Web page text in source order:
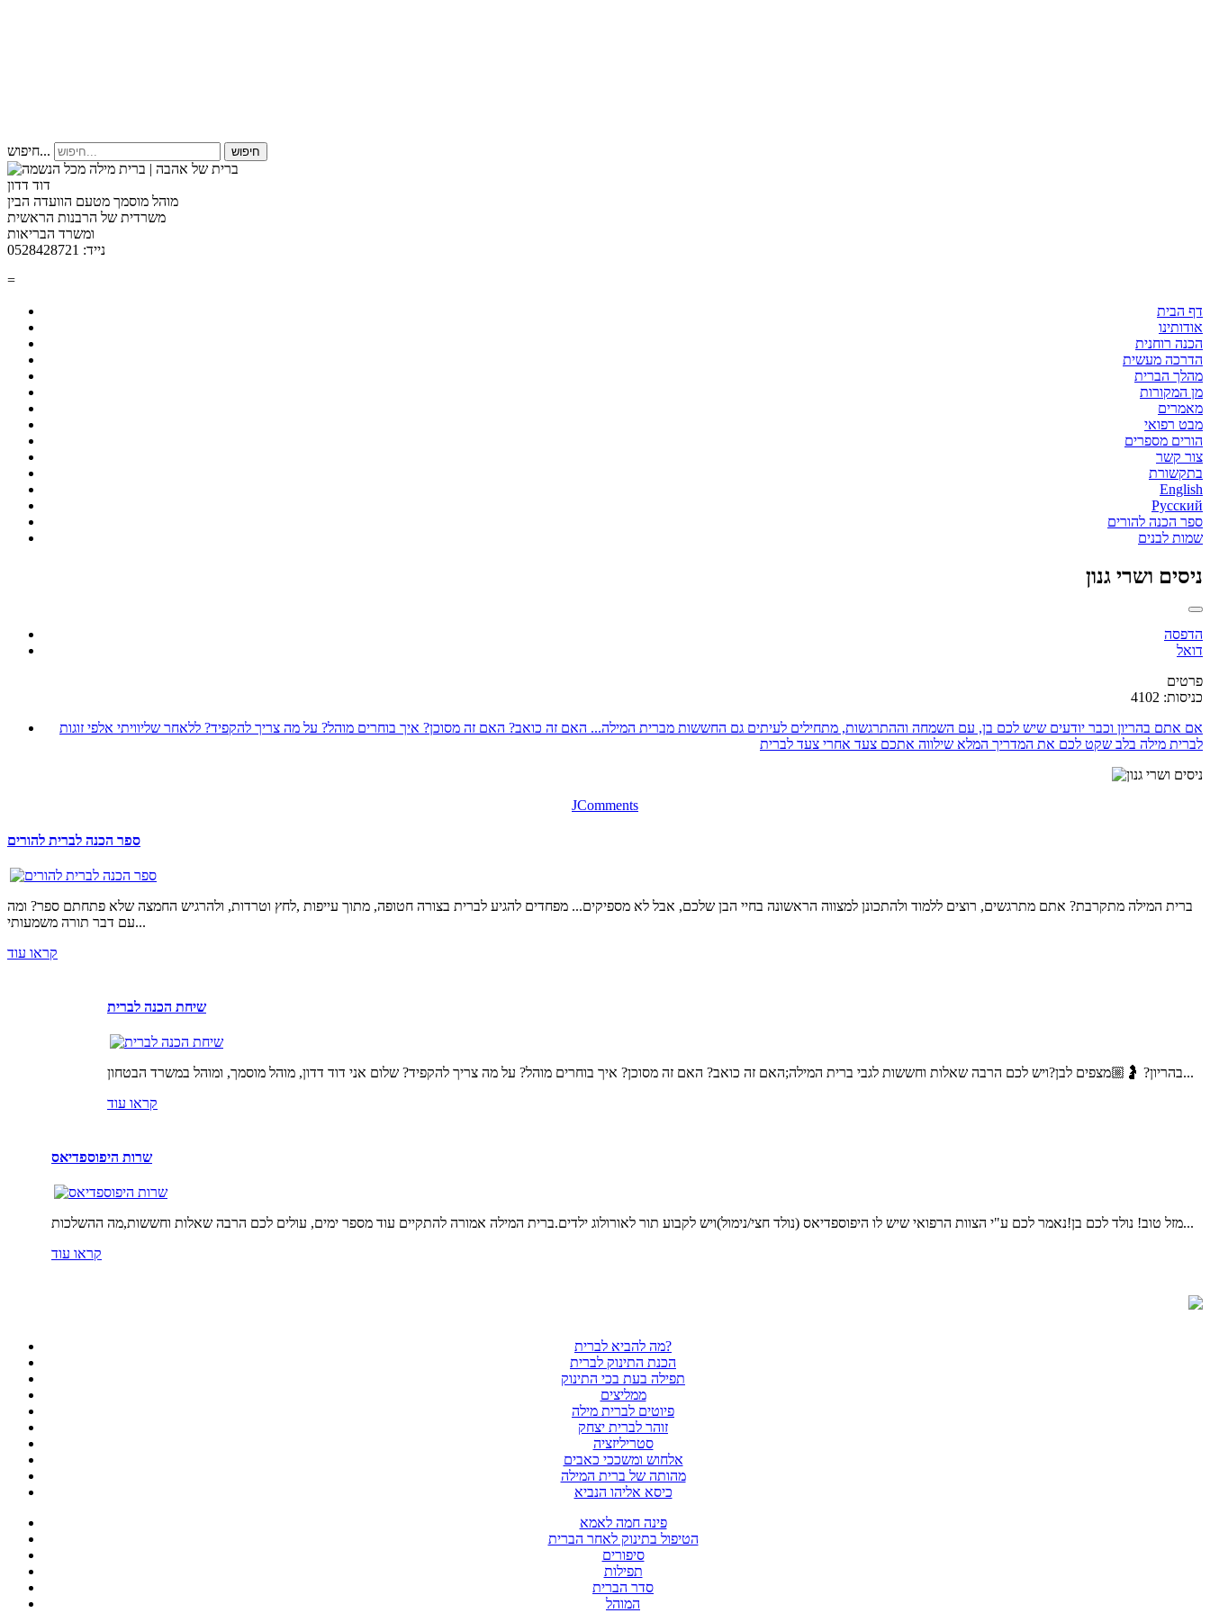
חיפוש... חיפוש
דוד דדון
מוהל מוסמך מטעם הוועדה הבין
משרדית של הרבנות הראשית
ומשרד הבריאות
נייד: 0528428721
=
דף הבית
אודותינו
הכנה רוחנית
הדרכה מעשית
מהלך הברית
מן המקורות
מאמרים
מבט רפואי
הורים מספרים
צור קשר
בתקשורת
English
Русский
ספר הכנה להורים
שמות לבנים
ניסים ושרי גנון
הדפסה
דואל
פרטים
כניסות: 4102
אם אתם בהריון וכבר יודעים שיש לכם בן, עם השמחה וההתרגשות, מתחילים לעיתים גם החששות מברית המילה... האם זה כואב? האם זה מסוכן? איך בוחרים מוהל? על מה צריך להקפיד? ללאחר שליוויתי אלפי זוגות
לברית מילה בלב שקט לכם את המדריך המלא שילווה אתכם צעד אחרי צעד לברית
JComments
ספר הכנה לברית להורים
ברית המילה מתקרבת? אתם מתרגשים, רוצים ללמוד ולהתכונן למצווה הראשונה בחיי הבן שלכם, אבל לא מספיקים... מפחדים להגיע לברית בצורה חטופה, מתוך עייפות ,לחץ וטרדות, ולהרגיש החמצה שלא פתחתם ספר? ומה
עם דבר תורה משמעותי...
קראו עוד
שיחת הכנה לברית
בהריון? 🤰🏼מצפים לבן?ויש לכם הרבה שאלות וחששות לגבי ברית המילה;האם זה כואב? האם זה מסוכן? איך בוחרים מוהל? על מה צריך להקפיד? שלום אני דוד דדון, מוהל מוסמך, ומוהל במשרד הבטחון...
קראו עוד
שרות היפוספדיאס
מזל טוב! נולד לכם בן!נאמר לכם ע"י הצוות הרפואי שיש לו היפוספדיאס (נולד חצי/נימול)ויש לקבוע תור לאורולוג ילדים.ברית המילה אמורה להתקיים עוד מספר ימים, עולים לכם הרבה שאלות וחששות,מה ההשלכות...
קראו עוד
מה להביא לברית?
הכנת התינוק לברית
תפילה בעת בכי התינוק
ממליצים
פיוטים לברית מילה
זוהר לברית יצחק
סטריליזציה
אלחוש ומשככי כאבים
מהותה של ברית המילה
כיסא אליהו הנביא
פינה חמה לאמא
הטיפול בתינוק לאחר הברית
סיפורים
תפילות
סדר הברית
המוהל